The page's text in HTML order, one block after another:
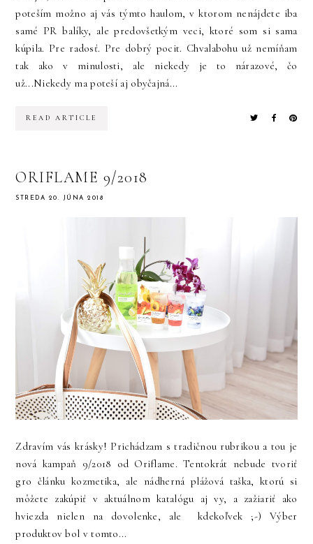
poteším možno aj vás týmto haulom, v ktorom nenájdete iba
samé PR balíky, ale predovšetkým veci, ktoré som si sama
kúpila. Pre radosť. Pre dobrý pocit. Chvalabohu už nemíňam
tak ako v minulosti, ale niekedy je to nárazové, čo
už...Niekedy ma poteší aj obyčajná...
READ ARTICLE
ORIFLAME 9/2018
STREDA 20. JÚNA 2018
Zdravím vás krásky! Prichádzam s tradičnou rubrikou a tou je
nová kampaň 9/2018 od Oriflame. Tentokrát nebude tvoriť
gro článku kozmetika, ale nádherná plážová taška, ktorú si
môžete zakúpiť v aktuálnom katalógu aj vy, a zažiariť ako
hviezda nielen na dovolenke, ale kdekoľvek ;-) Výber
produktov bol v tomto...